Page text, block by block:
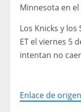
Minnesota en
Los Knicks y
ET el viernes 5
intentan no
Enlace de origen